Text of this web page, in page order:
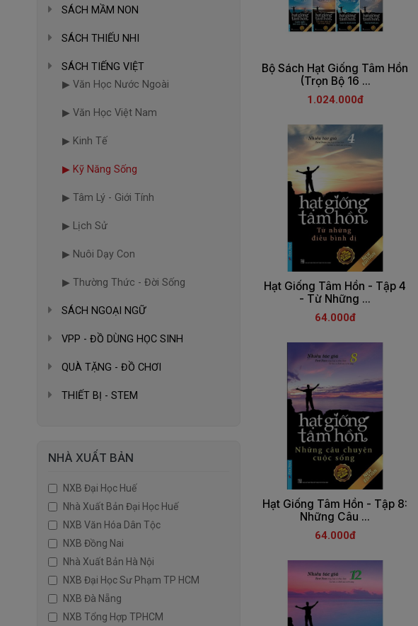
SÁCH MẦM NON
SÁCH THIẾU NHI
SÁCH TIẾNG VIỆT
▶ Văn Học Nước Ngoài
▶ Văn Học Việt Nam
▶ Kinh Tế
▶ Kỹ Năng Sống
▶ Tâm Lý - Giới Tính
▶ Lịch Sử
▶ Nuôi Dạy Con
▶ Thường Thức - Đời Sống
SÁCH NGOẠI NGỮ
VPP - ĐỒ DÙNG HỌC SINH
QUÀ TẶNG - ĐỒ CHƠI
THIẾT BỊ - STEM
NHÀ XUẤT BẢN
NXB Đại Học Huế
Nhà Xuất Bản Đại Học Huế
NXB Văn Hóa Dân Tộc
NXB Đồng Nai
Nhà Xuất Bản Hà Nội
NXB Đại Học Sư Phạm TP HCM
NXB Đà Nẵng
NXB Tổng Hợp TPHCM
Bộ Sách Hạt Giống Tâm Hồn
(Trọn Bộ 16 ...
1.024.000đ
Hạt Giống Tâm Hồn - Tập 4
- Từ Những ...
64.000đ
Hạt Giống Tâm Hồn - Tập 8:
Những Câu ...
64.000đ